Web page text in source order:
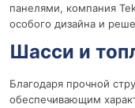
панелями, компания
особого дизайна и
Шасси и
Благодаря прочной
обеспечивающим